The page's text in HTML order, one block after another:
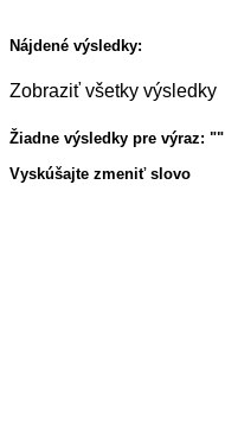
Nájdené výsledky:
Zobraziť všetky výsledky
Žiadne výsledky pre výraz: ""
Vyskúšajte zmeniť slovo